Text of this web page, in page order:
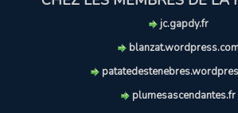
jc.gapdy.fr
plumesascendantes.fr